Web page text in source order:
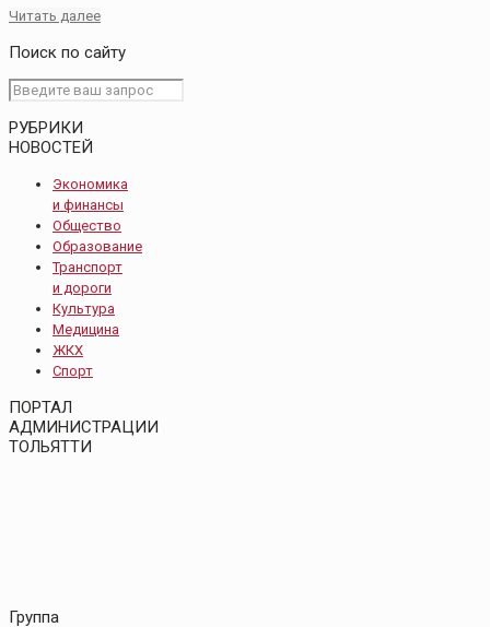
Читать далее
Поиск по сайту
РУБРИКИ
НОВОСТЕЙ
Экономика
и финансы
Общество
Образование
Транспорт
и дороги
Культура
Медицина
ЖКХ
Спорт
ПОРТАЛ
АДМИНИСТРАЦИИ
ТОЛЬЯТТИ
Группа